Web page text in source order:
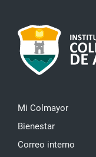
Mi Colmayor
Bienestar
Correo interno